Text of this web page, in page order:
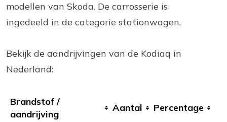
modellen van Skoda. De carrosserie is
ingedeeld in de categorie stationwagen.
Bekijk de aandrijvingen van de Kodiaq in
Nederland:
Brandstof /
aandrijving
Aantal Percentage